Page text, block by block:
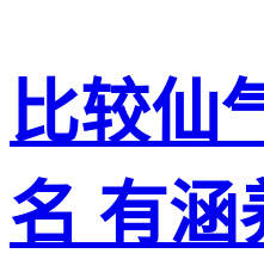
比较仙
名 有涵